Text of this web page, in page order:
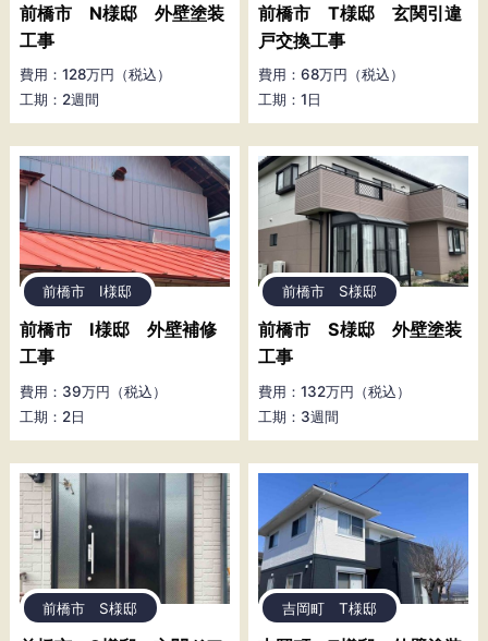
前橋市 N様邸 外壁塗装
工事
費用：128万円（税込）
工期：2週間
前橋市 T様邸 玄関引違
戸交換工事
費用：68万円（税込）
工期：1日
前橋市 I様邸
前橋市 I様邸 外壁補修
工事
費用：39万円（税込）
工期：2日
前橋市 S様邸
前橋市 S様邸 外壁塗装
工事
費用：132万円（税込）
工期：3週間
前橋市 S様邸 吉岡町 T様邸